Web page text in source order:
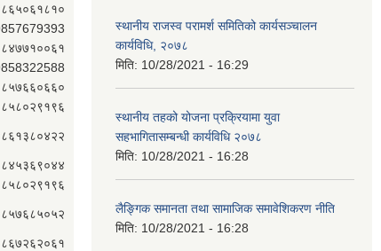
स्थानीय राजस्व परामर्श समितिको कार्यसञ्चालन
कार्यविधि, २०७८
मिति: 10/28/2021 - 16:29
स्थानीय तहको योजना प्रक्रियामा युवा
सहभागितासम्बन्धी कार्यविधि २०७८
मिति: 10/28/2021 - 16:28
लैङ्गिक समानता तथा सामाजिक समावेशिकरण नीति
मिति: 10/28/2021 - 16:28